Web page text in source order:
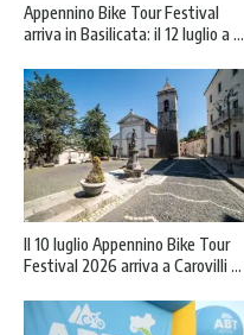
Appennino Bike Tour Festival
arriva in Basilicata: il 12 luglio a ...
Il 10 luglio Appennino Bike Tour
Festival 2026 arriva a Carovilli ...